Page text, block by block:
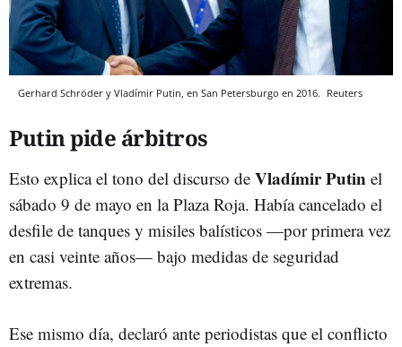
Gerhard Schröder y Vladímir Putin, en San Petersburgo en 2016. Reuters
Putin pide árbitros
Esto explica el tono del discurso de Vladímir Putin el
sábado 9 de mayo en la Plaza Roja. Había cancelado el
desfile de tanques y misiles balísticos —por primera vez
en casi veinte años— bajo medidas de seguridad
extremas.
Ese mismo día, declaró ante periodistas que el conflicto